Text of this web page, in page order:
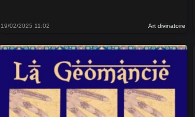
19/02/2025 11:02 Art divinatoire